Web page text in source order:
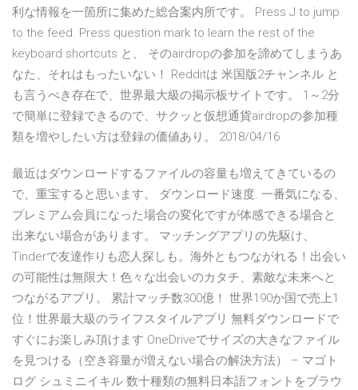
利な情報を一箇所に集めた総合案内所です。 Press J to jump
to the feed. Press question mark to learn the rest of the
keyboard shortcuts と、 そのairdropの参加を諦めてしまうあ
なた、それはもったいない！ Redditは 米国版2チャンネル と
も言うべき存在で、世界最大級の掲示板サイトです。 1～2分
で簡単に登録できるので、サクッと仮想通貨airdropの参加種
類を増やしたい方は登録の価値あり。 2018/04/16
最近はダウンロードするファイルの容量も増えてきているの
で、重宝すると思います。 ダウンロード速度. 一番気になる、
プレミアム会員になった場合の変化ですが体感できる場合と
出来ない場合があります。 マッチングアプリの先駆け、
Tinderで友達作りも恋人探しも。海外ともつながれる！出会い
の可能性は無限大！色々な出会いのカタチ、素敵な未来へと
つながるアプリ。 累計マッチ数300億！ 世界190か国で売上1
位！世界最大級のライフスタイルアプリ 無料ダウンロードで
すぐにお楽しみ頂けます OneDriveでサイズの大きなファイル
を見つける（空き容量が増えない場合の解決方法） – マゴト
ログ シュミニイキル 数十種類の無料日本語フォントをブラウ